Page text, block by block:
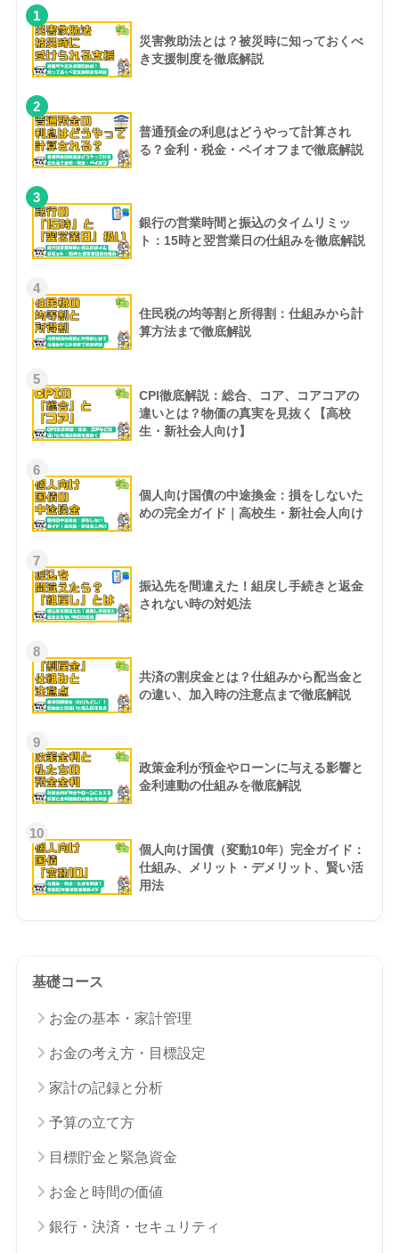
1
災害救助法とは？被災時に知っておくべ
き支援制度を徹底解説
2
普通預金の利息はどうやって計算され
る？金利・税金・ペイオフまで徹底解説
3
銀行の営業時間と振込のタイムリミッ
ト：15時と翌営業日の仕組みを徹底解説
4
住民税の均等割と所得割：仕組みから計
算方法まで徹底解説
5
CPI徹底解説：総合、コア、コアコアの
違いとは？物価の真実を見抜く【高校
生・新社会人向け】
6
個人向け国債の中途換金：損をしないた
めの完全ガイド｜高校生・新社会人向け
7
振込先を間違えた！組戻し手続きと返金
されない時の対処法
8
共済の割戻金とは？仕組みから配当金と
の違い、加入時の注意点まで徹底解説
9
政策金利が預金やローンに与える影響と
金利連動の仕組みを徹底解説
10
個人向け国債（変動10年）完全ガイド：
仕組み、メリット・デメリット、賢い活
用法
基礎コース
お金の基本・家計管理
お金の考え方・目標設定
家計の記録と分析
予算の立て方
目標貯金と緊急資金
お金と時間の価値
銀行・決済・セキュリティ